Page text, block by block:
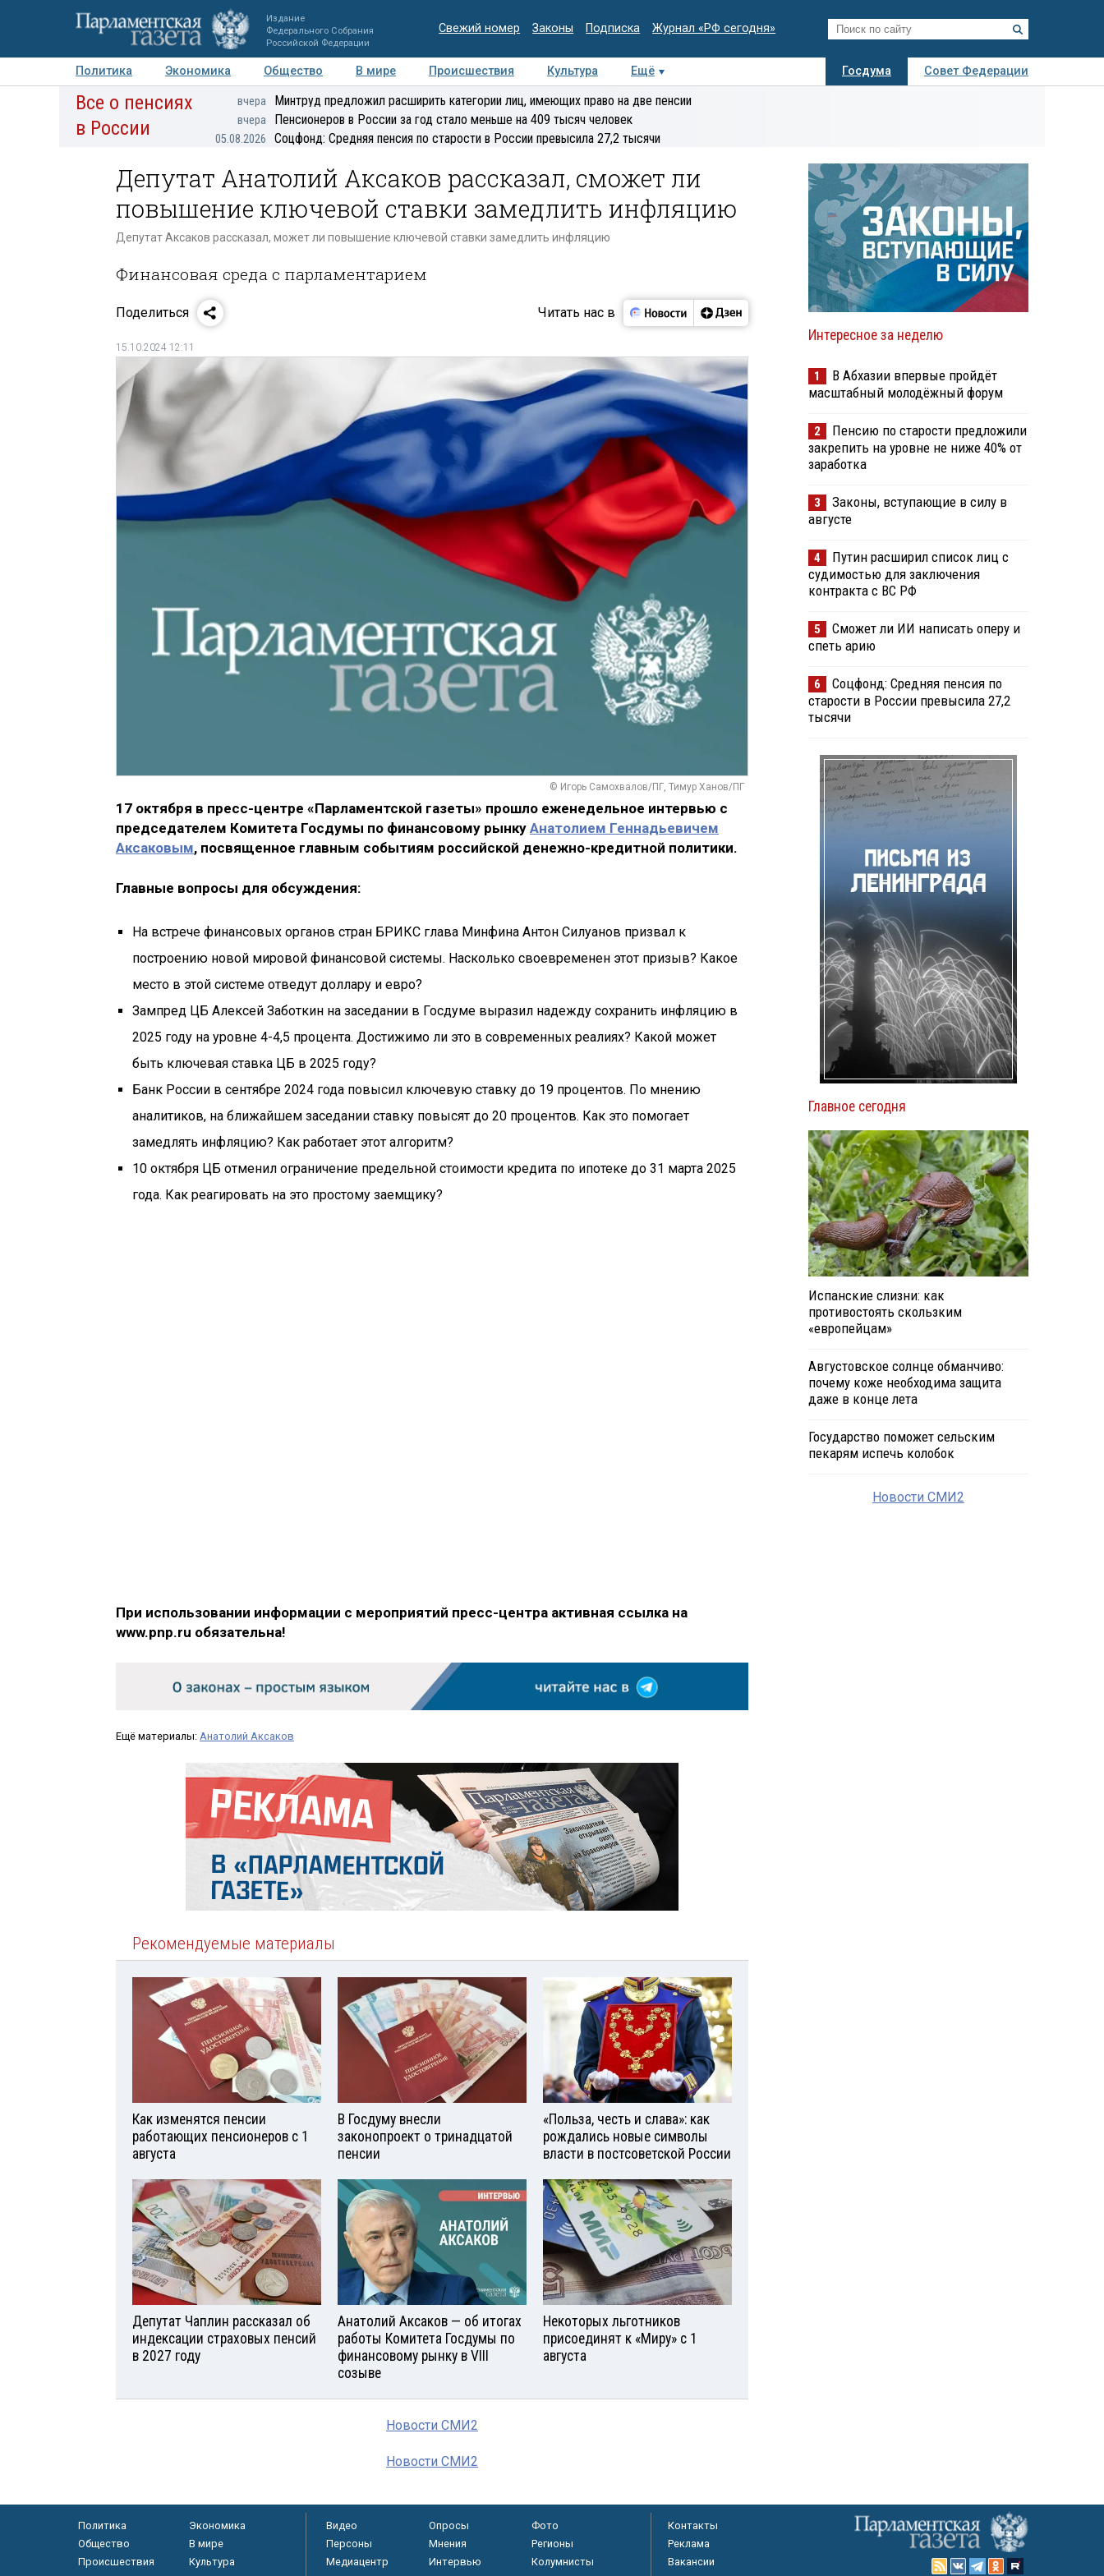
Издание
Федерального Собрания
Российской Федерации
Свежий номер Законы Подписка Журнал «РФ сегодня»
Политика Экономика Общество В мире Происшествия Культура Ещё Госдума
Совет Федерации
Авторы Персоны Мнения Регионы Медиацентр Интервью Колумнисты
Деловая
Все о пенсиях
в России
вчера Минтруд предложил расширить категории лиц, имеющих право на две пенсии
вчера Пенсионеров в России за год стало меньше на 409 тысяч человек
05.08.2026 Соцфонд: Средняя пенсия по старости в России превысила 27,2 тысячи
Депутат Анатолий Аксаков рассказал, сможет ли
повышение ключевой ставки замедлить инфляцию
Депутат Аксаков рассказал, может ли повышение ключевой ставки замедлить инфляцию
Финансовая среда с парламентарием
Поделиться Читать нас в
15.10.2024 12:11
© Игорь Самохвалов/ПГ, Тимур Ханов/ПГ
17 октября в пресс-центре «Парламентской газеты» прошло еженедельное интервью с
председателем Комитета Госдумы по финансовому рынку Анатолием Геннадьевичем
Аксаковым, посвященное главным событиям российской денежно-кредитной политики.
Главные вопросы для обсуждения:
На встрече финансовых органов стран БРИКС глава Минфина Антон Силуанов призвал к
построению новой мировой финансовой системы. Насколько своевременен этот призыв? Какое
место в этой системе отведут доллару и евро?
Зампред ЦБ Алексей Заботкин на заседании в Госдуме выразил надежду сохранить инфляцию в
2025 году на уровне 4-4,5 процента. Достижимо ли это в современных реалиях? Какой может
быть ключевая ставка ЦБ в 2025 году?
Банк России в сентябре 2024 года повысил ключевую ставку до 19 процентов. По мнению
аналитиков, на ближайшем заседании ставку повысят до 20 процентов. Как это помогает
замедлять инфляцию? Как работает этот алгоритм?
10 октября ЦБ отменил ограничение предельной стоимости кредита по ипотеке до 31 марта 2025
года. Как реагировать на это простому заемщику?
При использовании информации с мероприятий пресс-центра активная ссылка на
www.pnp.ru обязательна!
Ещё материалы: Анатолий Аксаков
Рекомендуемые материалы
Как изменятся пенсии
работающих пенсионеров с 1
августа
В Госдуму внесли
законопроект о тринадцатой
пенсии
«Польза, честь и слава»: как
рождались новые символы
власти в постсоветской России
Депутат Чаплин рассказал об
индексации страховых пенсий
в 2027 году
Анатолий Аксаков — об итогах
работы Комитета Госдумы по
финансовому рынку в VIII
созыве
Некоторых льготников
присоединят к «Миру» с 1
августа
Новости СМИ2
Новости СМИ2
Интересное за неделю
1
В Абхазии впервые пройдёт
масштабный молодёжный форум
2
Пенсию по старости предложили
закрепить на уровне не ниже 40% от
заработка
3
Законы, вступающие в силу в
августе
4
Путин расширил список лиц с
судимостью для заключения
контракта с ВС РФ
5
Сможет ли ИИ написать оперу и
спеть арию
6
Соцфонд: Средняя пенсия по
старости в России превысила 27,2
тысячи
Главное сегодня
Испанские слизни: как
противостоять скользким
«европейцам»
Августовское солнце обманчиво:
почему коже необходима защита
даже в конце лета
Государство поможет сельским
пекарям испечь колобок
Новости СМИ2
Политика
Экономика
Общество
В мире
Происшествия
Культура
Видео Опросы
Фото
Персоны
Мнения
Регионы
Медиацентр
Интервью Колумнисты
Контакты
Реклама
Вакансии